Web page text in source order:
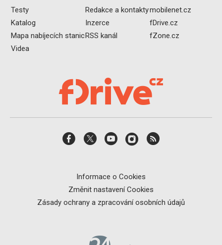
Testy
Katalog
Mapa nabíjecích stanic
Videa
Redakce a kontakty
Inzerce
RSS kanál
mobilenet.cz
fDrive.cz
fZone.cz
Informace o Cookies
Změnit nastavení Cookies
Zásady ochrany a zpracování osobních údajů